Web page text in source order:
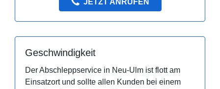
JETZT ANRUFEN
Geschwindigkeit
Der Abschleppservice in Neu-Ulm ist flott am
Einsatzort und sollte allen Kunden bei einem